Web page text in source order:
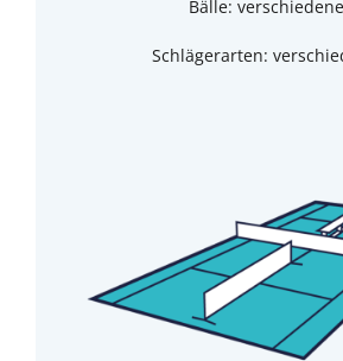
Bälle: verschiedene
Schlägerarten: